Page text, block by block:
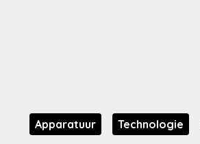
Apparatuur Technologie